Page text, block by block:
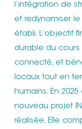
l’intégration de
et redynamiser le
établi. L’objectif
durable du cours
connecté, et
locaux tout en
humains. En
nouveau projet
réalisée. Elle